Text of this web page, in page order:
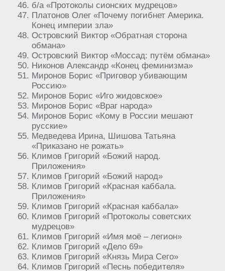
б/а «Протоколы сионских мудрецов»
Платонов Олег «Почему погибнет Америка.
Конец империи зла»
Островский Виктор «Обратная сторона
обмана»
Островский Виктор «Моссад: путём обмана»
Никонов Александр «Конец феминизма»
Миронов Борис «Приговор убивающим
Россию»
Миронов Борис «Иго жидовское»
Миронов Борис «Враг народа»
Миронов Борис «Кому в России мешают
русские»
Медведева Ирина, Шишова Татьяна
«Приказано не рожать»
Климов Григорий «Божий народ.
Приложения»
Климов Григорий «Божий народ»
Климов Григорий «Красная каббала.
Приложения»
Климов Григорий «Красная каббала»
Климов Григорий «Протоколы советских
мудрецов»
Климов Григорий «Имя моё – легион»
Климов Григорий «Дело 69»
Климов Григорий «Князь Мира Сего»
Климов Григорий «Песнь победителя»